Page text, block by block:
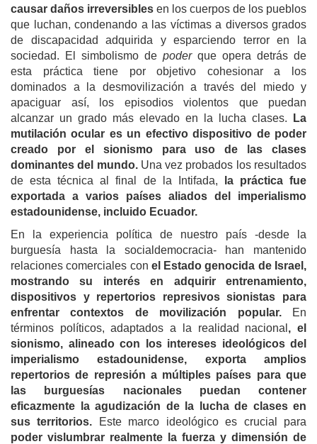
causar daños irreversibles en los cuerpos de los pueblos
que luchan, condenando a las víctimas a diversos grados
de discapacidad adquirida y esparciendo terror en la
sociedad. El simbolismo de poderque opera detrás de
esta práctica tiene por objetivo cohesionar a los
dominados a la desmovilización a través del miedo y
apaciguar así, los episodios violentos que puedan
alcanzar un grado más elevado en la lucha clases.
La
mutilación ocular es un efectivo dispositivo de poder
creado por el sionismo para uso de las clases
dominantes del mundo.Una vez probados los resultados
de esta técnica al final de la Intifada,
la práctica fue
exportada a varios países aliados del imperialismo
estadounidense, incluido Ecuador.
En la experiencia política de nuestro país -desde la
burguesía hasta la socialdemocracia- han mantenido
relaciones comerciales con el Estado genocida de Israel,
mostrando su interés en adquirir entrenamiento,
dispositivos y repertorios represivos sionistas para
enfrentar contextos de movilización popular.En
términos políticos, adaptados a la realidad nacional , el
sionismo, alineado con los intereses ideológicos del
imperialismo estadounidense, exporta amplios
repertorios de represión a múltiples países para que
las burguesías nacionales puedan contener
eficazmente la agudización de la lucha de clases en
sus territorios. Este marco ideológico es crucial para
poder vislumbrar realmente la fuerza y dimensión de